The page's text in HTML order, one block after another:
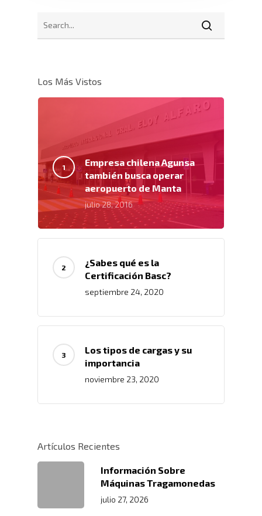
Los Más Vistos
Empresa chilena Agunsa
también busca operar
aeropuerto de Manta
julio 28, 2016
¿Sabes qué es la
Certificación Basc?
septiembre 24, 2020
Los tipos de cargas y su
importancia
noviembre 23, 2020
Artículos Recientes
Información Sobre
Máquinas Tragamonedas
julio 27, 2026
Servicios
Productos
Transporte Terrestre
Servicio En